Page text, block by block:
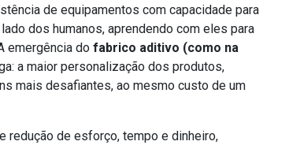
de equipamentos com capacidade para
dos humanos, aprendendo com eles para
emergência do fabrico aditivo (como na
a maior personalização dos produtos,
mais desafiantes, ao mesmo custo de um
redução de esforço, tempo e dinheiro,